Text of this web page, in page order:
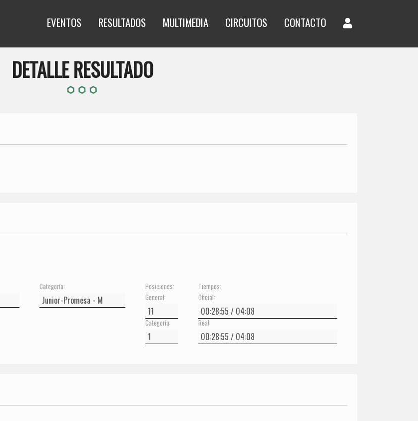
EVENTOS RESULTADOS MULTIMEDIA CIRCUITOS CONTACTO
DETALLE RESULTADO
Categoría:
Posiciones:
General:
Categoría:
Tiempos:
Oficial:
Real: